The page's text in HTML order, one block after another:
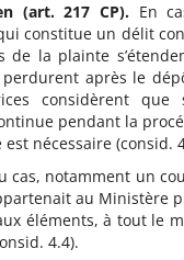
(art. 217 CP). En
constitue un délit
la plainte
après le
considèrent
pendant la
nécessaire (consid.
cas, notamment un
au Ministère
éléments, à tout le
4.4).